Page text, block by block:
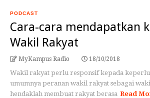
PODCAST
Cara-cara mendapatkan
Wakil Rakyat
MyKampus Radio 18/10/2018
Wakil rakyat perlu responsif kepada
umumnya peranan wakil rakyat sebagai
hendaklah membuat rakyat berasa Read